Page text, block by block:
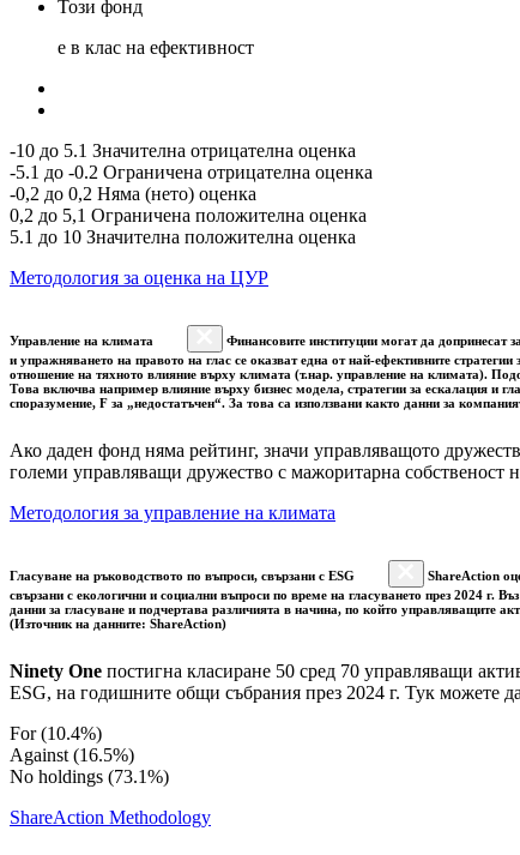
Този фонд
е в клас на ефективност
-10 до 5.1 Значителна отрицателна оценка
-5.1 до -0.2 Ограничена отрицателна оценка
-0,2 до 0,2 Няма (нето) оценка
0,2 до 5,1 Ограничена положителна оценка
5.1 до 10 Значителна положителна оценка
Методология за оценка на ЦУР
Управление на климата
Финансовите институции могат да допринесат
и упражняването на правото на глас се оказват една от най-ефективните
отношение на тяхното влияние върху климата (т.нар. управление на климата).
Това включва например влияние върху бизнес модела, стратегии за ескалация и
споразумение, F за „недостатъчен“. За това са използвани както данни за
Ако даден фонд няма рейтинг, значи управляващото
големи управляващи дружество с мажоритарна
Методология за управление на климата
Гласуване на ръководството по въпроси, свързани с ESG
ShareAction
свързани с екологични и социални въпроси по време на гласуването през 2024 г.
данни за гласуване и подчертава различията в начина, по който управляващите
(Източник на данните: ShareAction)
Ninety One постигна класиране 50 сред 70 управляващи
ESG, на годишните общи събрания през 2024 г. Тук можете
For (10.4%)
Against (16.5%)
No holdings (73.1%)
ShareAction Methodology